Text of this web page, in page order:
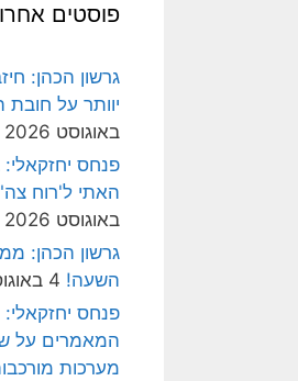
פוסטים
גרשון הכהן:
יוותר על חובת
באוגוסט 2026
פנחס יחזקאלי:
האתי ל'רוח
באוגוסט 2026
גרשון הכהן:
השעה! 4 באוגוסט 2026
פנחס
המאמרים על
מערכות